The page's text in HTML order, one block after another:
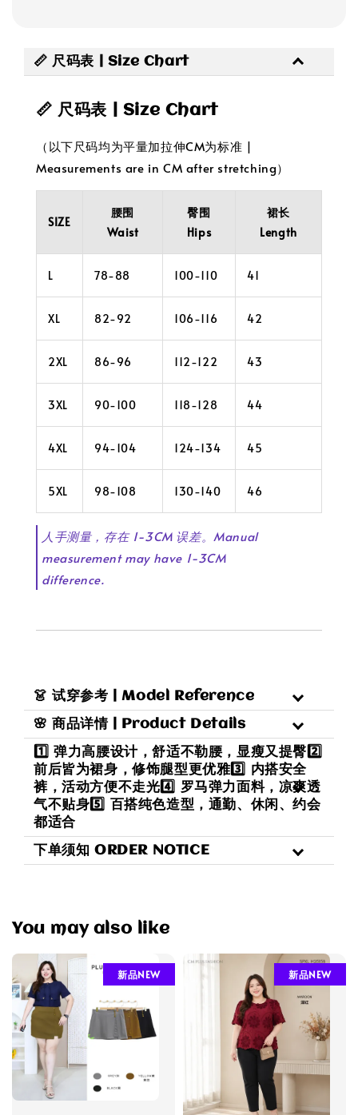
📏 尺码表 | Size Chart
📏 尺码表 | Size Chart
（以下尺码均为平量加拉伸CM为标准 |
Measurements are in CM after stretching）
SIZE
腰围
Waist
臀围
Hips
裙长
Length
L 78-88 100-110 41
XL 82-92 106-116 42
2XL 86-96 112-122 43
3XL 90-100 118-128 44
4XL 94-104 124-134 45
5XL 98-108 130-140 46
人手测量，存在 1-3CM 误差。Manual
measurement may have 1-3CM
difference.
👗 试穿参考 | Model Reference
🌸 商品详情 | Product Details
1️⃣ 弹力高腰设计，舒适不勒腰，显瘦又提臀2️⃣
前后皆为裙身，修饰腿型更优雅3️⃣ 内搭安全
裤，活动方便不走光4️⃣ 罗马弹力面料，凉爽透
气不贴身5️⃣ 百搭纯色造型，通勤、休闲、约会
都适合
下单须知 ORDER NOTICE
You may also like
新品NEW 新品NEW